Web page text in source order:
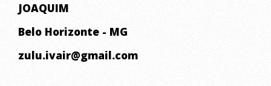
JOAQUIM
Belo Horizonte - MG
zulu.ivair@gmail.com